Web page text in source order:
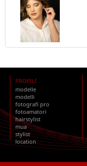
PROFILI
modelle
modelli
fotografi pro
fotoamatori
hairstylist
mua
stylist
location